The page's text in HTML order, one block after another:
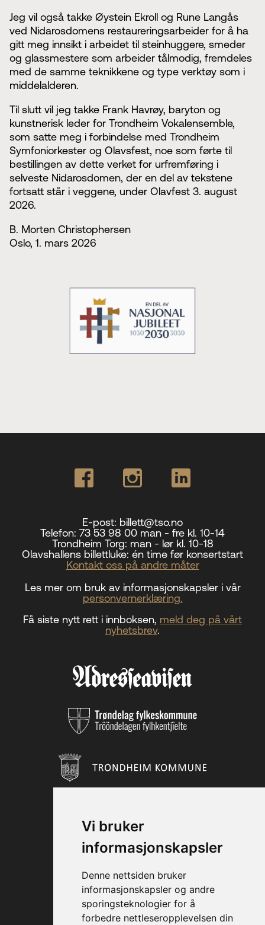
Vi bruker
informasjonskapsler
Denne nettsiden bruker
informasjonskapsler og andre
sporingsteknologier for å
forbedre nettleseropplevelsen din
Jeg vil også takke Øystein Ekroll og Rune Langås
ved Nidarosdomens restaureringsarbeider for å ha
gitt meg innsikt i arbeidet til steinhuggere, smeder
og glassmestere som arbeider tålmodig, fremdeles
med de samme teknikkene og type verktøy som i
middelalderen.
Til slutt vil jeg takke Frank Havrøy, baryton og
kunstnerisk leder for Trondheim Vokalensemble,
som satte meg i forbindelse med Trondheim
Symfoniorkester og Olavsfest, noe som førte til
bestillingen av dette verket for urfremføring i
selveste Nidarosdomen, der en del av tekstene
fortsatt står i veggene, under Olavfest 3. august
2026.
B. Morten Christophersen
Oslo, 1. mars 2026
E-post: billett@tso.no
Telefon: 73 53 98 00 man - fre kl. 10-14
Trondheim Torg: man - lør kl. 10-18
Olavshallens billettluke: én time før konsertstart
Kontakt oss på andre måter
Les mer om bruk av informasjonskapsler i vår
personvernerklæring.
Få siste nytt rett i innboksen, meld deg på vårt
nyhetsbrev.